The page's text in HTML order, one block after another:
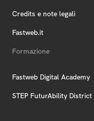
Credits e note legali
Fastweb.it
Formazione
Fastweb Digital Academy
STEP FuturAbility District